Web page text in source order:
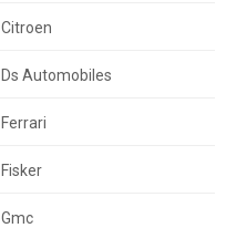
Citroen
Ds Automobiles
Ferrari
Fisker
Gmc